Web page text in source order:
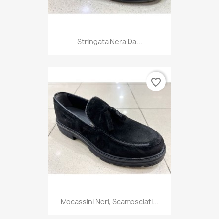
Stringata Nera Da...
Mocassini Neri, Scamosciati...
favorite_border